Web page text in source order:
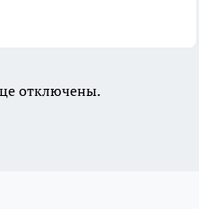
отключены.